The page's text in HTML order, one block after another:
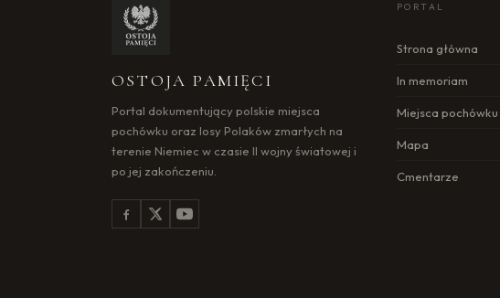
OSTOJA PAMIĘCI
Portal dokumentujący polskie miejsca
pochówku oraz losy Polaków zmarłych na
terenie Niemiec w czasie II wojny światowej i
po jej zakończeniu.
PORTAL
Strona główna
In memoriam
Miejsca pochówku
Mapa
Cmentarze